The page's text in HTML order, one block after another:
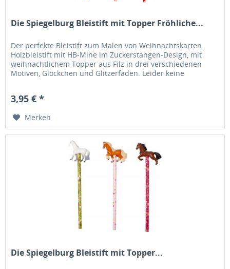
Die Spiegelburg Bleistift mit Topper Fröhliche...
Der perfekte Bleistift zum Malen von Weihnachtskarten.
Holzbleistift mit HB-Mine im Zuckerstangen-Design, mit
weihnachtlichem Topper aus Filz in drei verschiedenen
Motiven, Glöckchen und Glitzerfaden. Leider keine
3,95 € *
Merken
Die Spiegelburg Bleistift mit Topper...